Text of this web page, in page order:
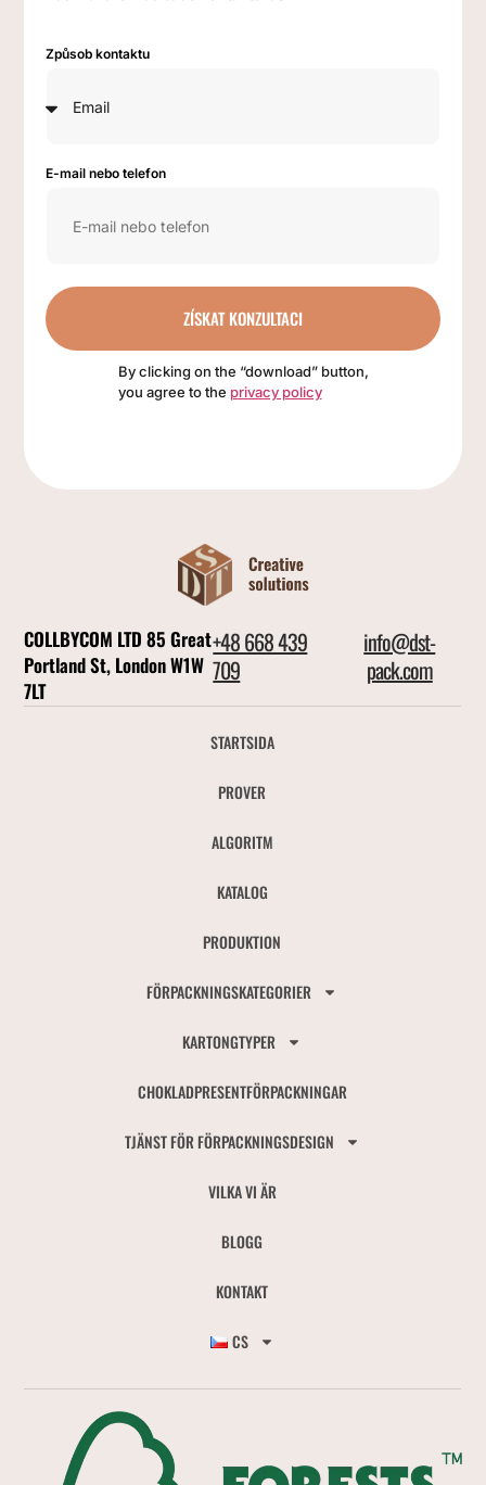
Způsob kontaktu
E-mail nebo telefon
ZÍSKAT KONZULTACI
By clicking on the “download” button,
you agree to the privacy policy
COLLBYCOM LTD 85 Great
Portland St, London W1W
7LT
+48 668 439
709
info@dst-
pack.com
STARTSIDA
PROVER
ALGORITM
KATALOG
PRODUKTION
FÖRPACKNINGSKATEGORIER
KARTONGTYPER
CHOKLADPRESENTFÖRPACKNINGAR
TJÄNST FÖR FÖRPACKNINGSDESIGN
VILKA VI ÄR
BLOGG
KONTAKT
CS